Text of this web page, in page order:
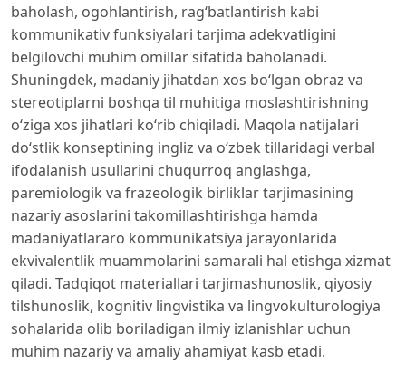
baholash, ogohlantirish, rag‘batlantirish kabi
kommunikativ funksiyalari tarjima adekvatligini
belgilovchi muhim omillar sifatida baholanadi.
Shuningdek, madaniy jihatdan xos bo‘lgan obraz va
stereotiplarni boshqa til muhitiga moslashtirishning
o‘ziga xos jihatlari ko‘rib chiqiladi. Maqola natijalari
do‘stlik konseptining ingliz va o‘zbek tillaridagi verbal
ifodalanish usullarini chuqurroq anglashga,
paremiologik va frazeologik birliklar tarjimasining
nazariy asoslarini takomillashtirishga hamda
madaniyatlararo kommunikatsiya jarayonlarida
ekvivalentlik muammolarini samarali hal etishga xizmat
qiladi. Tadqiqot materiallari tarjimashunoslik, qiyosiy
tilshunoslik, kognitiv lingvistika va lingvokulturologiya
sohalarida olib boriladigan ilmiy izlanishlar uchun
muhim nazariy va amaliy ahamiyat kasb etadi.